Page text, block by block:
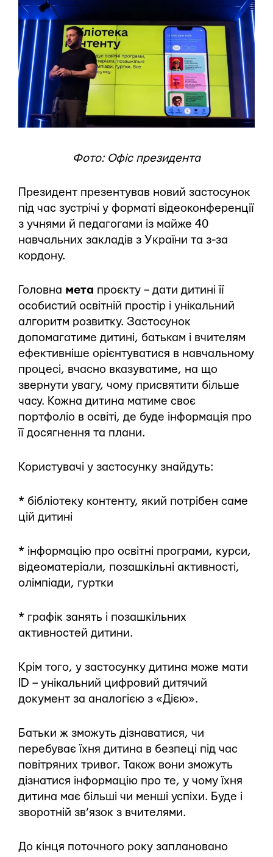
Фото: Офіс президента
Президент презентував новий застосунок
під час зустрічі у форматі відеоконференції
з учнями й педагогами із майже 40
навчальних закладів з України та з-за
кордону.
Головна мета проєкту – дати дитині її
особистий освітній простір і унікальний
алгоритм розвитку. Застосунок
допомагатиме дитині, батькам і вчителям
ефективніше орієнтуватися в навчальному
процесі, вчасно вказуватиме, на що
звернути увагу, чому присвятити більше
часу. Кожна дитина матиме своє
портфоліо в освіті, де буде інформація про
її досягнення та плани.
Користувачі у застосунку знайдуть:
* бібліотеку контенту, який потрібен саме
цій дитині
* інформацію про освітні програми, курси,
відеоматеріали, позашкільні активності,
олімпіади, гуртки
* графік занять і позашкільних
активностей дитини.
Крім того, у застосунку дитина може мати
ID – унікальний цифровий дитячий
документ за аналогією з «Дією».
Батьки ж зможуть дізнаватися, чи
перебуває їхня дитина в безпеці під час
повітряних тривог. Також вони зможуть
дізнатися інформацію про те, у чому їхня
дитина має більші чи менші успіхи. Буде і
зворотній зв’язок з вчителями.
До кінця поточного року заплановано